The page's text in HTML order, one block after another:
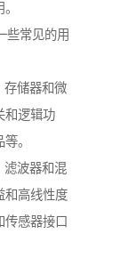
些常见的用
存储器和微
和逻辑功
。
滤波器和混
和高线性度
传感器接口